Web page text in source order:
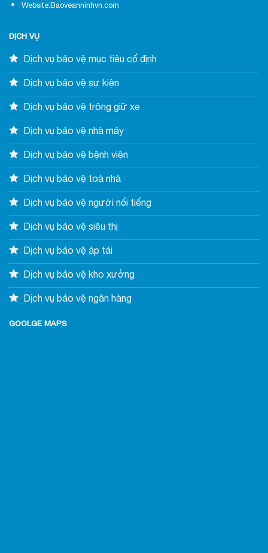
Website:Baoveanninhvn.com
DỊCH VỤ
Dịch vụ bảo vệ mục tiêu cố định
Dịch vụ bảo vệ sự kiện
Dịch vụ bảo vệ trông giữ xe
Dịch vụ bảo vệ nhà máy
Dịch vụ bảo vệ bệnh viện
Dịch vụ bảo vệ toà nhà
Dịch vụ bảo vệ người nổi tiếng
Dịch vụ bảo vệ siêu thị
Dịch vụ bảo vệ áp tải
Dịch vụ bảo vệ kho xưởng
Dịch vụ bảo vệ ngân hàng
GOOLGE MAPS